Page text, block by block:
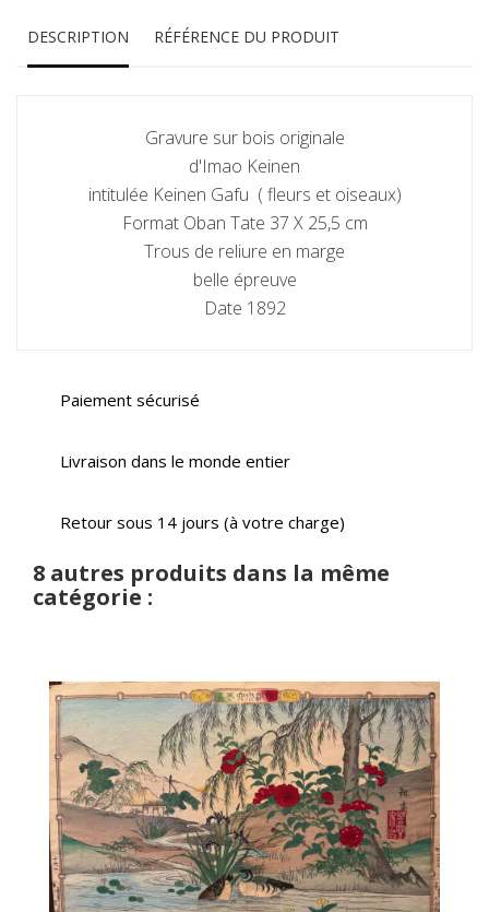
DESCRIPTION RÉFÉRENCE DU PRODUIT
Gravure sur bois originale
d'Imao Keinen
intitulée Keinen Gafu ( fleurs et oiseaux)
Format Oban Tate 37 X 25,5 cm
Trous de reliure en marge
belle épreuve
Date 1892
Paiement sécurisé
Livraison dans le monde entier
Retour sous 14 jours (à votre charge)
8 autres produits dans la même
catégorie :